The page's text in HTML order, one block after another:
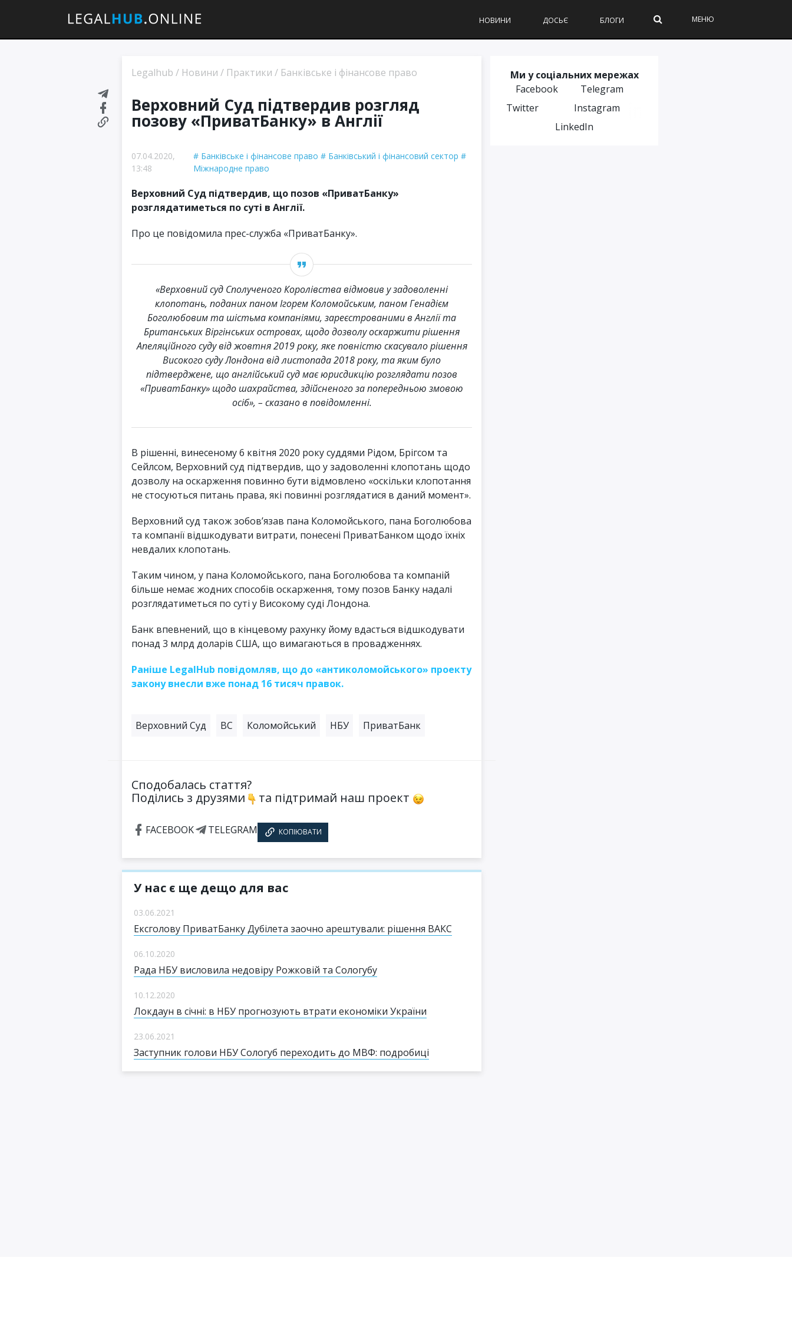
МЕНЮ
НОВИНИ ДОСЬЄ БЛОГИ
Legalhub / Новини / Практики / Банківське і фінансове право
07.04.2020,
13:48
Банківське і фінансове право
Банківський і фінансовий сектор
Міжнародне право
Верховний Суд підтвердив розгляд
позову «ПриватБанку» в Англії
Верховний Суд підтвердив, що позов «ПриватБанку»
розглядатиметься по суті в Англії.
Про це повідомила прес-служба «ПриватБанку».
«Верховний суд Сполученого Королівства відмовив у задоволенні
клопотань, поданих паном Ігорем Коломойським, паном Генадієм
Боголюбовим та шістьма компаніями, зареєстрованими в Англії та
Британських Віргінських островах, щодо дозволу оскаржити рішення
Апеляційного суду від жовтня 2019 року, яке повністю скасувало рішення
Високого суду Лондона від листопада 2018 року, та яким було
підтверджене, що англійський суд має юрисдикцію розглядати позов
«ПриватБанку» щодо шахрайства, здійсненого за попередньою змовою
осіб», – сказано в повідомленні.
В рішенні, винесеному 6 квітня 2020 року суддями Рідом, Брігсом та
Сейлсом, Верховний суд підтвердив, що у задоволенні клопотань щодо
дозволу на оскарження повинно бути відмовлено «оскільки клопотання
не стосуються питань права, які повинні розглядатися в даний момент».
Верховний суд також зобов’язав пана Коломойського, пана Боголюбова
та компанії відшкодувати витрати, понесені ПриватБанком щодо їхніх
невдалих клопотань.
Таким чином, у пана Коломойського, пана Боголюбова та компаній
більше немає жодних способів оскарження, тому позов Банку надалі
розглядатиметься по суті у Високому суді Лондона.
Банк впевнений, що в кінцевому рахунку йому вдасться відшкодувати
понад 3 млрд доларів США, що вимагаються в провадженнях.
Раніше LegalHub повідомляв, що до «антиколомойського» проекту
закону внесли вже понад 16 тисяч правок.
Верховний Суд ВС Коломойський НБУ ПриватБанк
Сподобалась стаття?
Поділись з друзями
та підтримай наш проект
FACEBOOK TELEGRAM КОПІЮВАТИ
У нас є ще дещо для вас
03.06.2021
Ексголову ПриватБанку Дубілета заочно арештували: рішення ВАКС
06.10.2020
Рада НБУ висловила недовіру Рожковій та Сологубу
10.12.2020
Локдаун в січні: в НБУ прогнозують втрати економіки України
23.06.2021
Заступник голови НБУ Сологуб переходить до МВФ: подробиці
Ми у соціальних мережах
Facebook
Telegram
Twitter
Instagram
LinkedIn